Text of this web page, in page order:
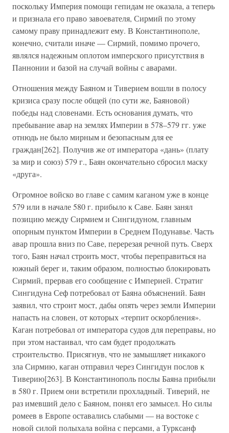
поскольку Империя помощи гепидам не оказала, а теперь
и признала его право завоевателя, Сирмий по этому
самому праву принадлежит ему. В Константинополе,
конечно, считали иначе — Сирмий, помимо прочего,
являлся надежным оплотом имперского присутствия в
Паннонии и базой на случай войны с аварами.
Отношения между Баяном и Тиверием вошли в полосу
кризиса сразу после общей (по сути же, Баяновой)
победы над словенами. Есть основания думать, что
пребывание авар на землях Империи в 578–579 гг. уже
отнюдь не было мирным и безопасным для ее
граждан[262]. Получив же от императора «дань» (плату
за мир и союз) 579 г., Баян окончательно сбросил маску
«друга».
Огромное войско во главе с самим каганом уже в конце
579 или в начале 580 г. прибыло к Саве. Баян занял
позицию между Сирмием и Сингидуном, главным
опорным пунктом Империи в Среднем Подунавье. Часть
авар прошла вниз по Саве, перерезая речной путь. Сверх
того, Баян начал строить мост, чтобы переправиться на
южный берег и, таким образом, полностью блокировать
Сирмий, прервав его сообщение с Империей. Стратиг
Сингидуна Сеф потребовал от Баяна объяснений. Баян
заявил, что строит мост, дабы опять через земли Империи
напасть на словен, от которых «терпит оскорбления».
Каган потребовал от императора судов для переправы, но
при этом настаивал, что сам будет продолжать
строительство. Присягнув, что не замышляет никакого
зла Сирмию, каган отправил через Сингидун послов к
Тиверию[263]. В Константинополь послы Баяна прибыли
в 580 г. Прием они встретили прохладный. Тиверий, не
раз имевший дело с Баяном, понял его замысел. Но силы
ромеев в Европе оставались слабыми — на востоке с
новой силой полыхала война с персами, а Турксанф